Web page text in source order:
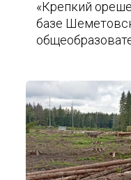
«Крепкий
базе